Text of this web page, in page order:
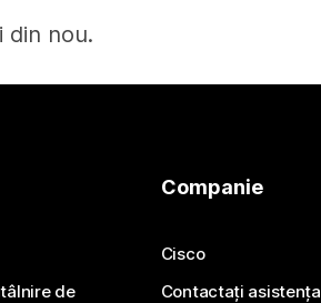
din nou.
de
Companie
Cisco
Contactați asistența